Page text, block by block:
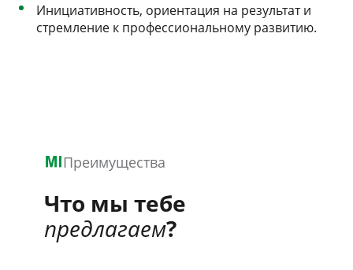
Инициативность, ориентация на результат и
стремление к профессиональному развитию.
Преимущества
Что мы тебе
предлагаем?